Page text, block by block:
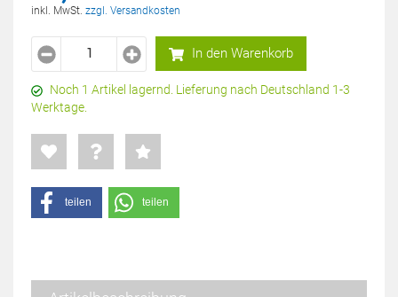
inkl. MwSt. zzgl. Versandkosten
In den Warenkorb
Noch 1 Artikel lagernd. Lieferung nach Deutschland 1-3
Werktage.
teilen teilen